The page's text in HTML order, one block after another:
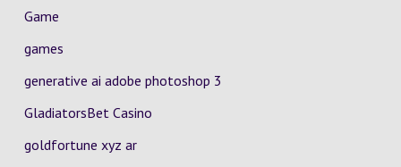
Game
games
generative ai adobe photoshop 3
GladiatorsBet Casino
goldfortune xyz ar